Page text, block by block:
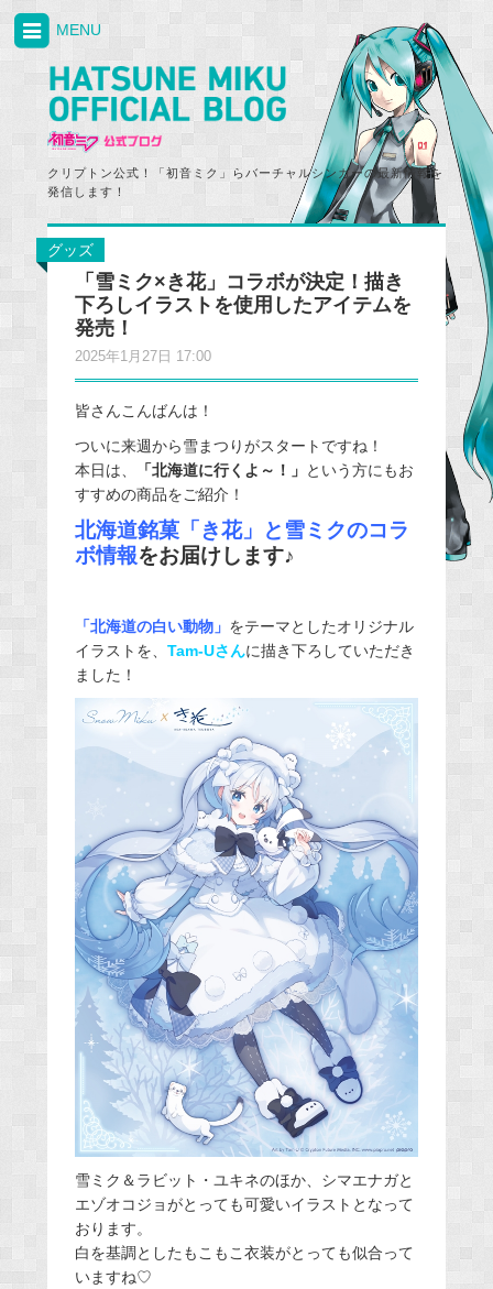
クリプトン公式！「初音ミク」らバーチャルシンガーの最新情報を
発信します！
MENU
グッズ
「雪ミク×き花」コラボが決定！描き
下ろしイラストを使用したアイテムを
発売！
2025年1月27日 17:00
皆さんこんばんは！
ついに来週から雪まつりがスタートですね！
本日は、
「北海道に行くよ～！」 という方にもお
すすめの商品をご紹介！
北海道銘菓「き花」と雪ミクのコラ
ボ情報をお届けします♪
「北海道の白い動物」 をテーマとしたオリジナル
イラストを、 Tam-Uさんに描き下ろしていただき
ました！
雪ミク＆ラビット・ユキネのほか、シマエナガと
エゾオコジョがとっても可愛いイラストとなって
おります。
白を基調としたもこもこ衣装がとっても似合って
いますね♡